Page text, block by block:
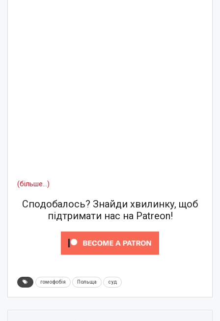
(більше…)
Сподобалось? Знайди хвилинку, щоб
підтримати нас на Patreon!
гомофобія Польща суд